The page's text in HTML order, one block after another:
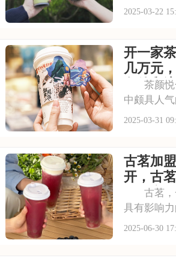
吸引力的选
的。以下
加盟的神
有关于喜
2025-03-22
开一家
几万元
条件和
茶颜悦
中颇具人
盟信息备受
解一下开
几万元，茶
流程。
2025-03-31
古茗加
开，古
些内容
古茗，
具有影响
的品牌理念
2025-06-30